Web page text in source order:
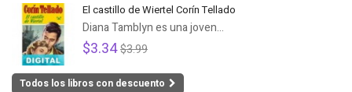
El castillo de Wiertel Corín Tellado
Diana Tamblyn es una joven...
$3.34$3.99
Todos los libros con descuento